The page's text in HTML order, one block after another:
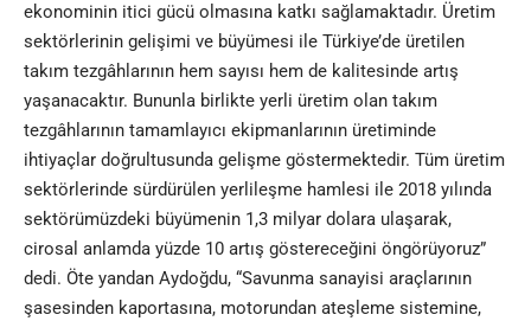
ekonominin itici gücü olmasına katkı sağlamaktadır. Üretim
sektörlerinin gelişimi ve büyümesi ile Türkiye’de üretilen
takım tezgâhlarının hem sayısı hem de kalitesinde artış
yaşanacaktır. Bununla birlikte yerli üretim olan takım
tezgâhlarının tamamlayıcı ekipmanlarının üretiminde
ihtiyaçlar doğrultusunda gelişme göstermektedir. Tüm üretim
sektörlerinde sürdürülen yerlileşme hamlesi ile 2018 yılında
sektörümüzdeki büyümenin 1,3 milyar dolara ulaşarak,
cirosal anlamda yüzde 10 artış göstereceğini öngörüyoruz”
dedi. Öte yandan Aydoğdu, “Savunma sanayisi araçlarının
şasesinden kaportasına, motorundan ateşleme sistemine,